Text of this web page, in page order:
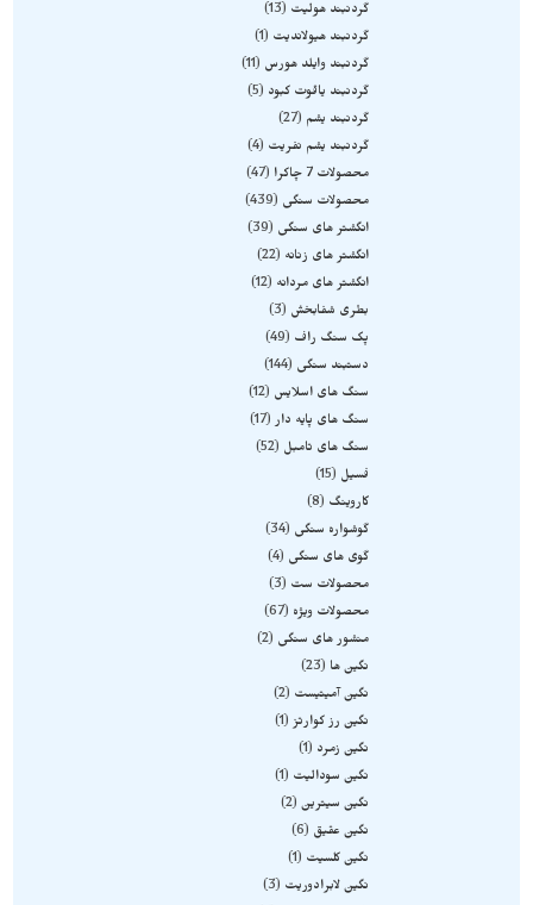
گردنبند هولیت
13
گردنبند هیولاندیت
1
گردنبند وایلد هورس
11
گردنبند یاقوت کبود
5
گردنبند یشم
27
گردنبند یشم نفریت
4
محصولات 7 چاکرا
47
محصولات سنگی
439
انگشتر های سنگی
39
انگشتر های زنانه
22
انگشتر های مردانه
12
بطری شفابخش
3
پک سنگ راف
49
دستبند سنگی
144
سنگ های اسلایس
12
سنگ های پایه دار
17
سنگ های تامبل
52
فسیل
15
کاروینگ
8
گوشواره سنگی
34
گوی های سنگی
4
محصولات ست
3
محصولات ویژه
67
منشور های سنگی
2
نگین ها
23
نگین آمیتیست
2
نگین رز کوارتز
1
نگین زمرد
1
نگین سودالیت
1
نگین سیترین 2
نگین عقیق
6
نگین کلسیت
1
نگین لابرادوریت
3